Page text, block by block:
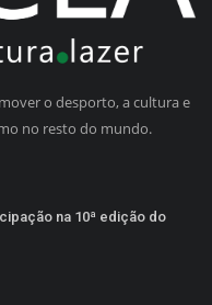
o desporto, a cultura e
no resto do mundo.
na 10ª edição do